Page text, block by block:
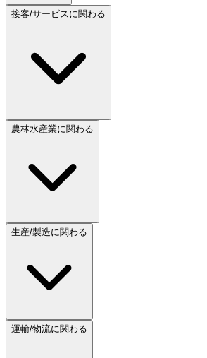
接客/サービスに関わる
農林水産業に関わる
生産/製造に関わる
運輸/物流に関わる